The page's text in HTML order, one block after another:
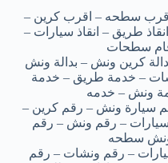
سطحه – اقرب كرين –
طريق – انقاذ سيارات –
سطحات
كرين ونش – بدالة ونش
– خدمة طريق – خدمة
ونش – خدمه
سيارة ونش – رقم كرين –
– رقم ونش – رقم
سطحه
– رقم ونشات – رقم